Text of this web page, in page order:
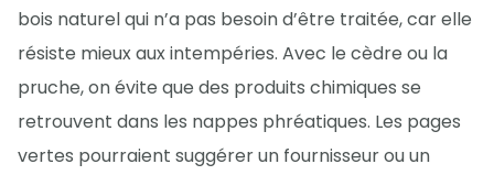
bois naturel qui n’a pas besoin d’être traitée, car elle
résiste mieux aux intempéries. Avec le cèdre ou la
pruche, on évite que des produits chimiques se
retrouvent dans les nappes phréatiques. Les pages
vertes pourraient suggérer un fournisseur ou un